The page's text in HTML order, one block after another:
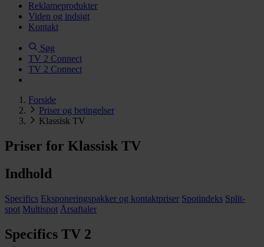
Reklameprodukter
Viden og indsigt
Kontakt
Søg
TV 2 Connect
TV 2 Connect
Forside
Priser og betingelser
Klassisk TV
Priser for Klassisk TV
Indhold
Specifics Eksponeringspakker og kontaktpriser Spotindeks Split-
spot Multispot Årsaftaler
Specifics TV 2